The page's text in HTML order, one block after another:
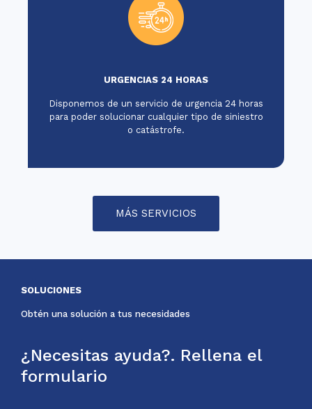
URGENCIAS 24 HORAS
Disponemos de un servicio de urgencia 24 horas
para poder solucionar cualquier tipo de siniestro
o catástrofe.
MÁS SERVICIOS
SOLUCIONES
Obtén una solución a tus necesidades
¿Necesitas ayuda?. Rellena el
formulario